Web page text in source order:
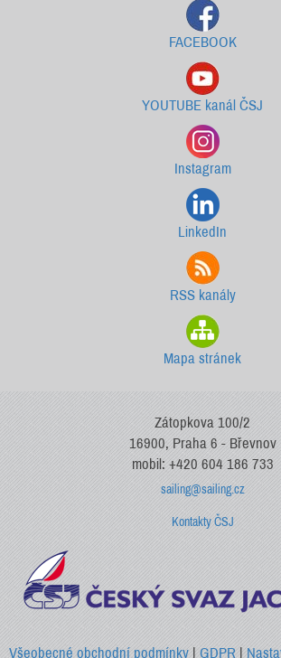
FACEBOOK
YOUTUBE kanál ČSJ
Instagram
LinkedIn
RSS kanály
Mapa stránek
Zátopkova 100/2
16900, Praha 6 - Břevnov
mobil: +420 604 186 733
sailing@sailing.cz
Kontakty ČSJ
Všeobecné obchodní podmínky |GDPR|